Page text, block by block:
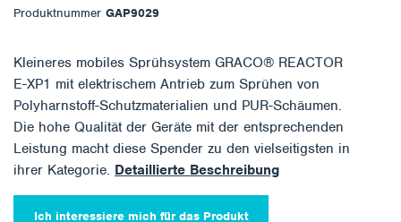
Produktnummer GAP9029
Kleineres mobiles Sprühsystem GRACO® REACTOR
E-XP1 mit elektrischem Antrieb zum Sprühen von
Polyharnstoff-Schutzmaterialien und PUR-Schäumen.
Die hohe Qualität der Geräte mit der entsprechenden
Leistung macht diese Spender zu den vielseitigsten in
ihrer Kategorie. Detaillierte Beschreibung
Ich interessiere mich für das Produkt